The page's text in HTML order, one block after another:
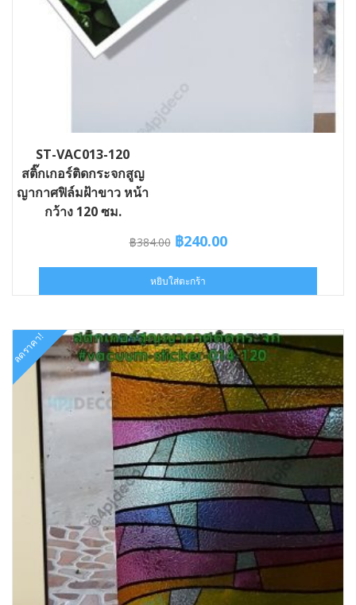
ST-VAC013-120
สติ๊กเกอร์ติดกระจกสูญ
ญากาศฟิล์มฝ้าขาว หน้า
กว้าง 120 ซม.
฿384.00 Original
was:
฿240.00Current
หยิบใส่ตะกร้า
ลดราคา!